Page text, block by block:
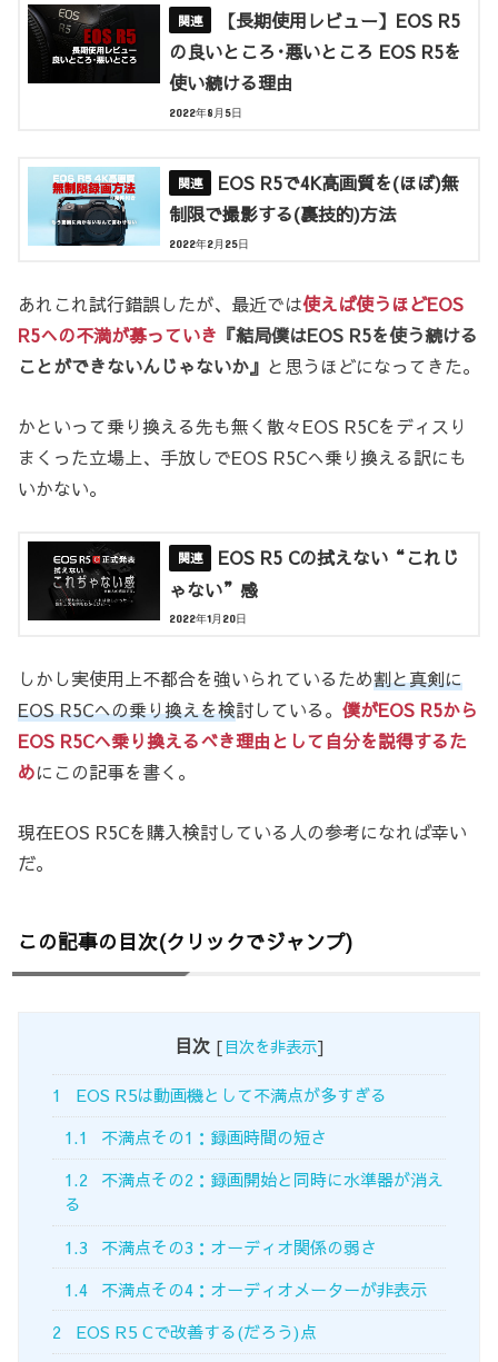
【長期使用レビュー】EOS R5
の良いところ･悪いところ EOS R5を
使い続ける理由
2022年8月5日
EOS R5で4K高画質を(ほぼ)無
制限で撮影する(裏技的)方法
2022年2月25日
あれこれ試行錯誤したが、最近では使えば使うほどEOS
R5への不満が募っていき 『結局僕はEOS R5を使う続ける
ことができないんじゃないか』 と思うほどになってきた。
かといって乗り換える先も無く散々EOS R5Cをディスり
まくった立場上、手放しでEOS R5Cへ乗り換える訳にも
いかない。
EOS R5 Cの拭えない“これじ
ゃない”感
2022年1月20日
しかし実使用上不都合を強いられているため割と真剣に
EOS R5Cへの乗り換えを検討している。 僕がEOS R5から
EOS R5Cへ乗り換えるべき理由として自分を説得するた
めにこの記事を書く。
現在EOS R5Cを購入検討している人の参考になれば幸い
だ。
この記事の目次(クリックでジャンプ)
目次 [ 目次を非表示]
1
EOS R5は動画機として不満点が多すぎる
1.1
不満点その1：録画時間の短さ
1.2
不満点その2：録画開始と同時に水準器が消え
る
1.3
不満点その3：オーディオ関係の弱さ
1.4
不満点その4：オーディオメーターが非表示
2
EOS R5 Cで改善する(だろう)点